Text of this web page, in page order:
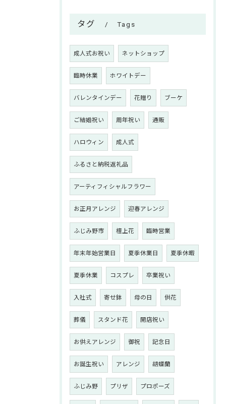
タグ Tags
成人式お祝い ネットショップ
臨時休業 ホワイトデー
バレンタインデー 花贈り ブーケ
ご結婚祝い 周年祝い 通販
ハロウィン 成人式
ふるさと納税返礼品
アーティフィシャルフラワー
お正月アレンジ 迎春アレンジ
ふじみ野市 檀上花 臨時営業
年末年始営業日 夏季休業日 夏季休暇
夏季休業 コスプレ 卒業祝い
入社式 寄せ鉢 母の日 供花
葬儀 スタンド花 開店祝い
お供えアレンジ 御祝 記念日
お誕生祝い アレンジ 胡蝶蘭
ふじみ野 プリザ プロポーズ